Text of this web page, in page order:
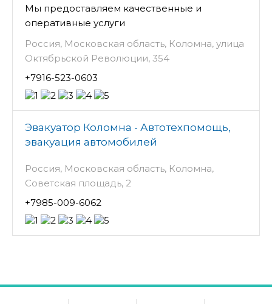
Мы предоставляем качественные и
оперативные услуги
Россия, Московская область, Коломна, улица
Октябрьской Революции, 354
+7916-523-0603
Эвакуатор Коломна - Автотехпомощь,
эвакуация автомобилей
Россия, Московская область, Коломна,
Советская площадь, 2
+7985-009-6062